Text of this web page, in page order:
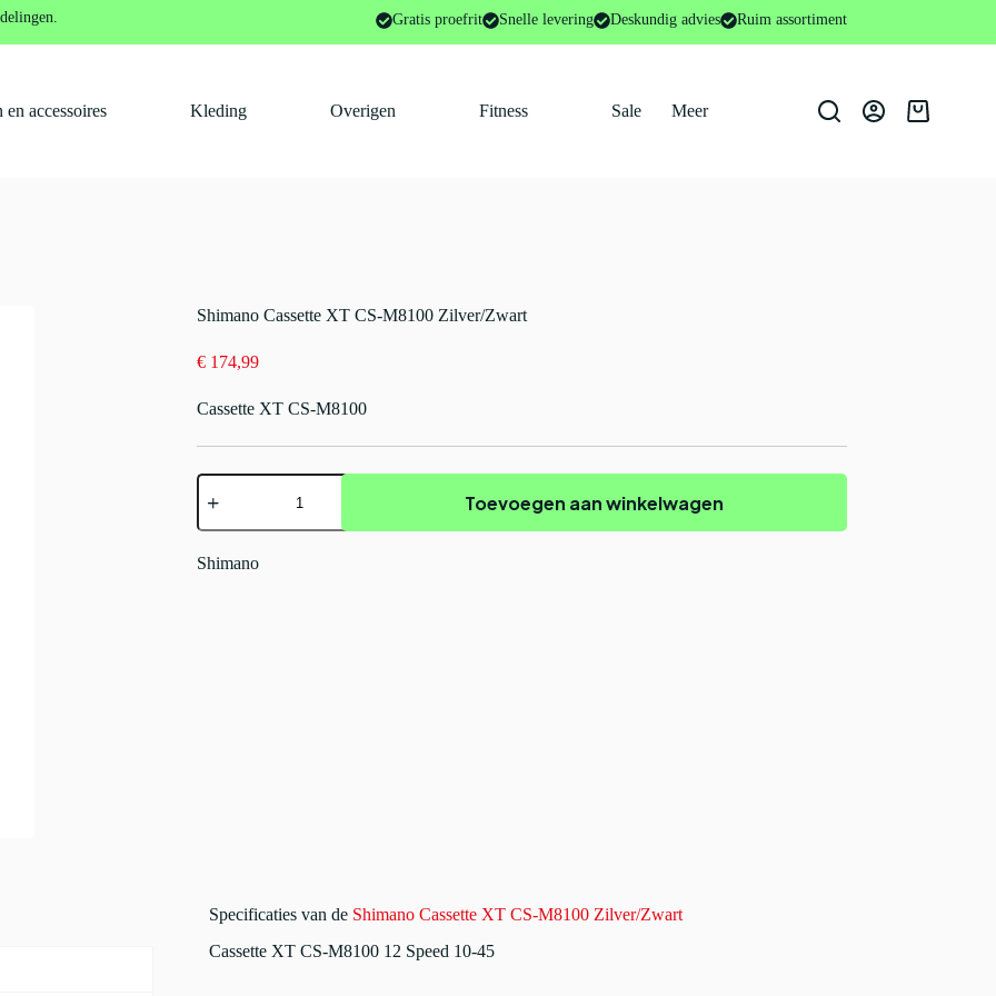
Gratis proefrit Snelle levering Deskundig advies Ruim assortiment
en accessoires Kleding Overigen Fitness Sale Meer
en cassettes Shimano Cassette XT CS-M8100 Zilver/Zwart
Shimano Cassette XT CS-M8100 Zilver/Zwart
€174,99
Cassette XT CS-M8100
Shimano
Cassette
M8100
Toevoegen aan winkelwagen
Shimano
Specificaties van de Shimano Cassette XT CS-M8100 Zilver/Zwart
Cassette XT CS-M8100 12 Speed 10-45